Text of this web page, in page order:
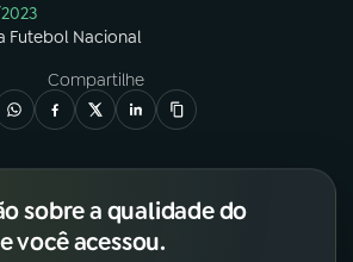
Futebol Nacional
Compartilhe
sobre a qualidade do
você acessou.